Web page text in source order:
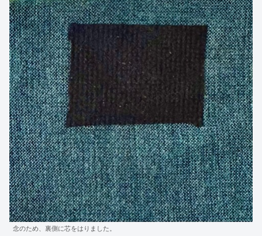
念のため、裏側に芯をはりました。